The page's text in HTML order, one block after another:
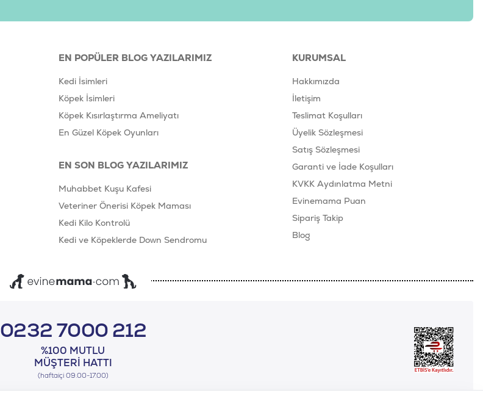
EN POPÜLER BLOG YAZILARIMIZ
Kedi İsimleri
Köpek İsimleri
Köpek Kısırlaştırma Ameliyatı
En Güzel Köpek Oyunları
EN SON BLOG YAZILARIMIZ
Muhabbet Kuşu Kafesi
Veteriner Önerisi Köpek Maması
Kedi Kilo Kontrolü
Kedi ve Köpeklerde Down Sendromu
KURUMSAL
Hakkımızda
İletişim
Teslimat Koşulları
Üyelik Sözleşmesi
Satış Sözleşmesi
Garanti ve İade Koşulları
KVKK Aydınlatma Metni
Evinemama Puan
Sipariş Takip
Blog
0232 7000 212
%100 MUTLU
MÜŞTERI HATTI
(haftaiçi 09.00-17.00)